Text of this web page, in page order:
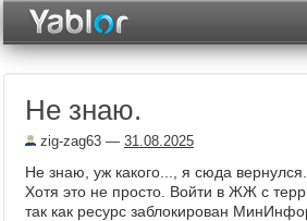
Рейтинги
Не знаю.
zig-zag63 — 31.08.2025
Не знаю, уж какого..., я сюда
Хотя это не просто. Войти в ЖЖ с
так как ресурс заблокирован